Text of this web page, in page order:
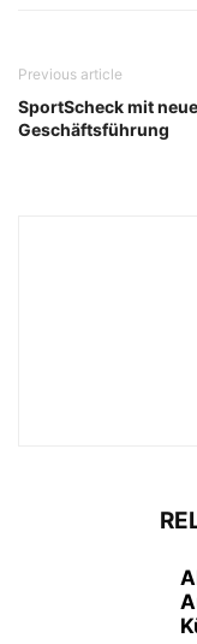
Previous article
SportScheck mit
Geschäftsführung